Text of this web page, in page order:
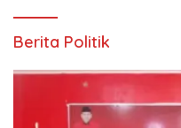
Berita Politik